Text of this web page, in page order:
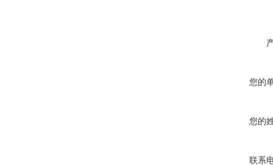
您的
您的
联系